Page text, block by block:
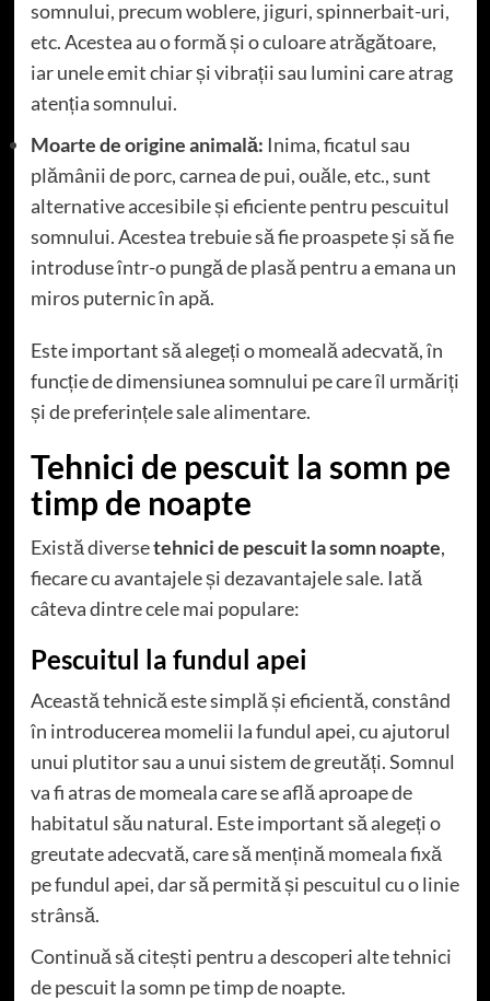
somnului, precum woblere, jiguri, spinnerbait-uri,
etc. Acestea au o formă și o culoare atrăgătoare,
iar unele emit chiar și vibrații sau lumini care atrag
atenția somnului.
Moarte de origine animală: Inima, ficatul sau
plămânii de porc, carnea de pui, ouăle, etc., sunt
alternative accesibile și eficiente pentru pescuitul
somnului. Acestea trebuie să fie proaspete și să fie
introduse într-o pungă de plasă pentru a emana un
miros puternic în apă.
Este important să alegeți o momeală adecvată, în
funcție de dimensiunea somnului pe care îl urmăriți
și de preferințele sale alimentare.
Tehnici de pescuit la somn pe
timp de noapte
Există diversetehnici de pescuit la somn noapte,
fiecare cu avantajele și dezavantajele sale. Iată
câteva dintre cele mai populare:
Pescuitul la fundul apei
Această tehnică este simplă și eficientă, constând
în introducerea momelii la fundul apei, cu ajutorul
unui plutitor sau a unui sistem de greutăți. Somnul
va fi atras de momeala care se află aproape de
habitatul său natural. Este important să alegeți o
greutate adecvată, care să mențină momeala fixă
pe fundul apei, dar să permită și pescuitul cu o linie
strânsă.
Continuă să citești pentru a descoperi alte tehnici
de pescuit la somn pe timp de noapte.